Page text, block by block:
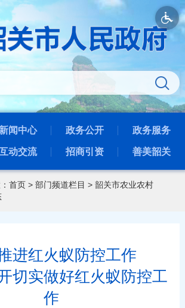
新闻中心 政务公开 政务服务
动交流 招商引资 善美韶关
首页> 部门频道栏目 > 韶关市农业农村
进红火蚁防控工作
切实做好红火蚁防控工
作